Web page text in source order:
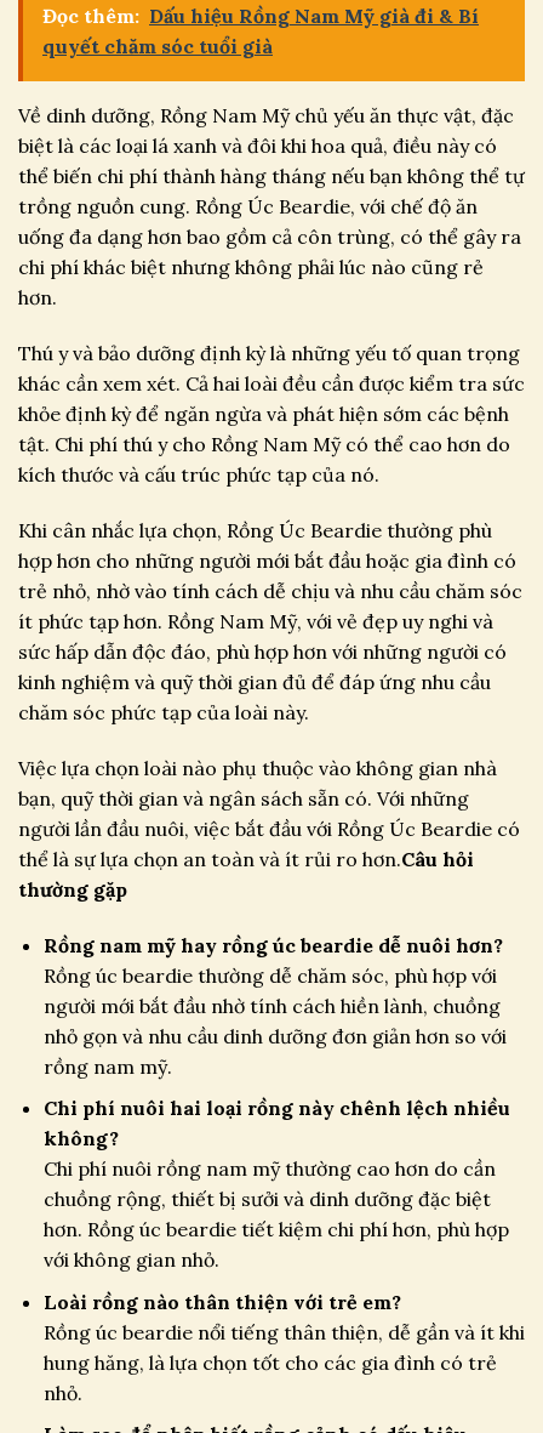
Đọc thêm: Dấu hiệu Rồng Nam Mỹ già đi & Bí
quyết chăm sóc tuổi già
Về dinh dưỡng, Rồng Nam Mỹ chủ yếu ăn thực vật, đặc
biệt là các loại lá xanh và đôi khi hoa quả, điều này có
thể biến chi phí thành hàng tháng nếu bạn không thể tự
trồng nguồn cung. Rồng Úc Beardie, với chế độ ăn
uống đa dạng hơn bao gồm cả côn trùng, có thể gây ra
chi phí khác biệt nhưng không phải lúc nào cũng rẻ
hơn.
Thú y và bảo dưỡng định kỳ là những yếu tố quan trọng
khác cần xem xét. Cả hai loài đều cần được kiểm tra sức
khỏe định kỳ để ngăn ngừa và phát hiện sớm các bệnh
tật. Chi phí thú y cho Rồng Nam Mỹ có thể cao hơn do
kích thước và cấu trúc phức tạp của nó.
Khi cân nhắc lựa chọn, Rồng Úc Beardie thường phù
hợp hơn cho những người mới bắt đầu hoặc gia đình có
trẻ nhỏ, nhờ vào tính cách dễ chịu và nhu cầu chăm sóc
ít phức tạp hơn. Rồng Nam Mỹ, với vẻ đẹp uy nghi và
sức hấp dẫn độc đáo, phù hợp hơn với những người có
kinh nghiệm và quỹ thời gian đủ để đáp ứng nhu cầu
chăm sóc phức tạp của loài này.
Việc lựa chọn loài nào phụ thuộc vào không gian nhà
bạn, quỹ thời gian và ngân sách sẵn có. Với những
người lần đầu nuôi, việc bắt đầu với Rồng Úc Beardie có
thể là sự lựa chọn an toàn và ít rủi ro hơn.Câu hỏi
thường gặp
Rồng nam mỹ hay rồng úc beardie dễ nuôi hơn?
Rồng úc beardie thường dễ chăm sóc, phù hợp với
người mới bắt đầu nhờ tính cách hiền lành, chuồng
nhỏ gọn và nhu cầu dinh dưỡng đơn giản hơn so với
rồng nam mỹ.
Chi phí nuôi hai loại rồng này chênh lệch nhiều
không?
Chi phí nuôi rồng nam mỹ thường cao hơn do cần
chuồng rộng, thiết bị sưởi và dinh dưỡng đặc biệt
hơn. Rồng úc beardie tiết kiệm chi phí hơn, phù hợp
với không gian nhỏ.
Loài rồng nào thân thiện với trẻ em?
Rồng úc beardie nổi tiếng thân thiện, dễ gần và ít khi
hung hăng, là lựa chọn tốt cho các gia đình có trẻ
nhỏ.